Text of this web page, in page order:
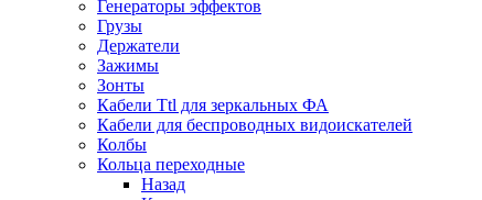
Генераторы эффектов
Грузы
Держатели
Зажимы
Зонты
Кабели Ttl для зеркальных ФА
Кабели для беспроводных видоискателей
Колбы
Кольца переходные
Назад